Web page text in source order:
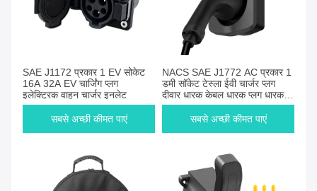
SAE J1172 प्रकार 1 EV सोकेट
16A 32A EV चार्जिंग प्लग
इलेक्ट्रिक वाहन चार्जर इनलेट
सबसे अच्छी कीमत पाएं
NACS SAE J1772 AC प्रकार 1
डमी सॉकेट टेस्ला ईवी चार्जर प्लग
दीवार धारक केबल धारक प्लग धारक
इलेक्ट्रिक वाहन के लिए
सबसे अच्छी कीमत पाएं